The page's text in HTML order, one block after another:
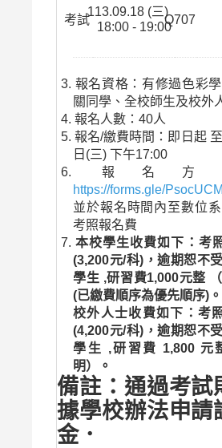
考試
113.09.18 (三)
18:00 - 19:00
Q707
報名資格：有修過色彩
關同學、全校師生及校外
報名人數：40人
報名/繳費時間：即日起
日(三) 下午17:00
報名方
https://forms.gle/
並於報名時間內至數位
考照報名費
本校學生收費如下：考
(3,200元/科)，逾期恕不
學生 ,研習費1,000元整
(已繳費順序為優先順序)。
校外人士收費如下：考
(4,200元/科)，逾期恕不
學生 ,研習費 1,800 元
明）。
備註：通過考試
據學校辦法申請
金．